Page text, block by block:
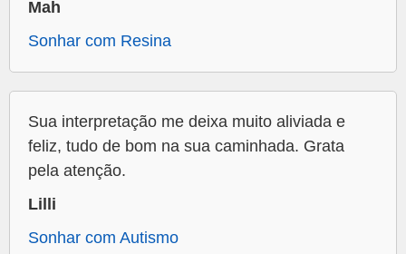
Mah
Sonhar com Resina
Sua interpretação me deixa muito aliviada e
feliz, tudo de bom na sua caminhada. Grata
pela atenção.
Lilli
Sonhar com Autismo